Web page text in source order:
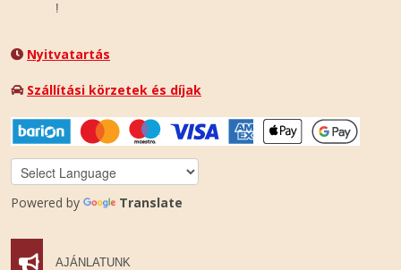
!
Nyitvatartás
Szállítási körzetek és díjak
Powered by Translate
AJÁNLATUNK